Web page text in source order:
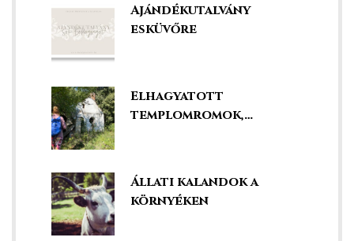
Ajándékutalvány
esküvőre
Elhagyatott
templomromok,
Állati kalandok a
környéken